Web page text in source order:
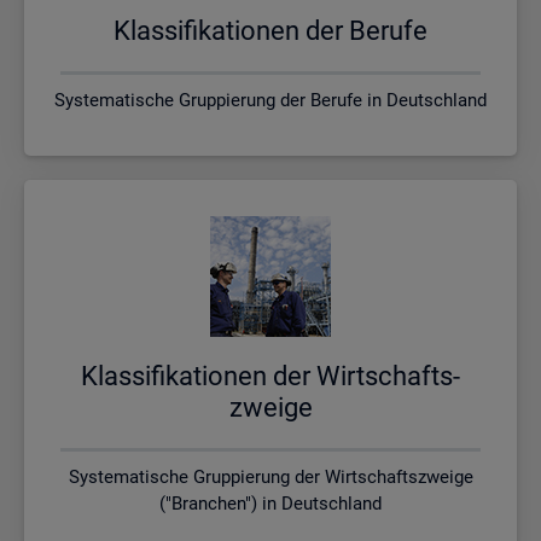
Klas­si­fi­ka­tio­nen der Be­ru­fe
Systematische Gruppierung der Berufe in Deutschland
Klas­si­fi­ka­tio­nen der Wirt­schafts­
zwei­ge
Systematische Gruppierung der Wirtschaftszweige
("Branchen") in Deutschland